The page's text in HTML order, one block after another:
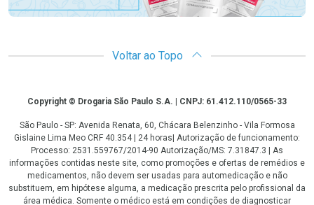
Voltar ao Topo
CopyrightCopyright © Drogaria São Paulo S.A. | CNPJ: 61.412.110/0565-33
São Paulo - SP: Avenida Renata, 60, Chácara Belenzinho - Vila Formosa
Gislaine Lima Meo CRF 40.354 | 24 horas| Autorização de funcionamento:
Processo: 2531.559767/2014-90 Autorização/MS: 7.31847.3 | As
informações contidas neste site, como promoções e ofertas de remédios e
medicamentos, não devem ser usadas para automedicação e não
substituem, em hipótese alguma, a medicação prescrita pelo profissional da
área médica. Somente o médico está em condições de diagnosticar